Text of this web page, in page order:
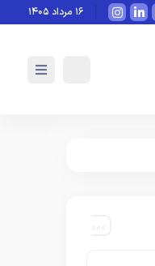
هوش مصنوعی چگونه
۱۶ مرداد ۱۴۰۵